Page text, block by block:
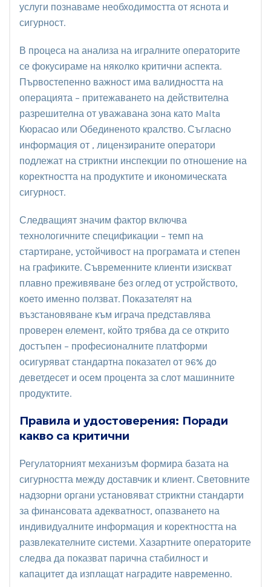
услуги познаваме необходимостта от яснота и
сигурност.
В процеса на анализа на игралните операторите
се фокусираме на няколко критични аспекта.
Първостепенно важност има валидността на
операцията – притежаването на действителна
разрешителна от уважавана зона като Malta
Кюрасао или Обединеното кралство. Съгласно
информация от , лицензираните оператори
подлежат на стриктни инспекции по отношение на
коректността на продуктите и икономическата
сигурност.
Следващият значим фактор включва
технологичните спецификации – темп на
стартиране, устойчивост на програмата и степен
на графиките. Съвременните клиенти изискват
плавно преживяване без оглед от устройството,
което именно ползват. Показателят на
възстановяване към играча представлява
проверен елемент, който трябва да се открито
достъпен – професионалните платформи
осигуряват стандартна показател от 96% до
деветдесет и осем процента за слот машинните
продуктите.
Правила и удостоверения: Поради
какво са критични
Регулаторният механизъм формира базата на
сигурността между доставчик и клиент. Световните
надзорни органи установяват стриктни стандарти
за финансовата адекватност, опазването на
индивидуалните информация и коректността на
развлекателните системи. Хазартните операторите
следва да показват парична стабилност и
капацитет да изплащат наградите навременно.